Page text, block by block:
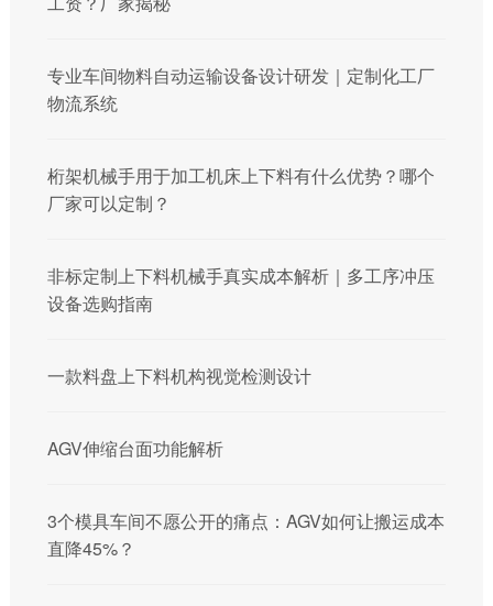
专业车间物料自动运输设备设计研发｜定制化工厂
物流系统
桁架机械手用于加工机床上下料有什么优势？哪个
厂家可以定制？
非标定制上下料机械手真实成本解析｜多工序冲压
设备选购指南
一款料盘上下料机构视觉检测设计
AGV伸缩台面功能解析
3个模具车间不愿公开的痛点：AGV如何让搬运成本
直降45%？